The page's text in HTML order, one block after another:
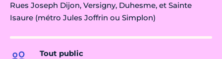
Rues Joseph Dijon, Versigny, Duhesme, et Sainte
Isaure (métro Jules Joffrin ou Simplon)
Tout public